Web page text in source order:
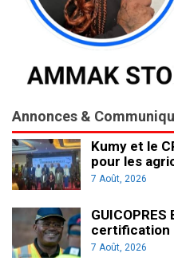
Annonces &
Kumy et le
pour les
7 Août, 2026
certification
7 Août, 2026